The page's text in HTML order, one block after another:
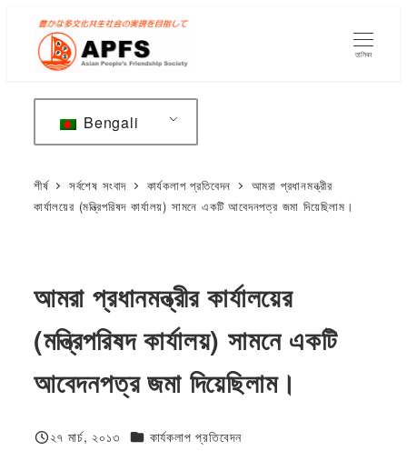
বিষয়বস্তুতে
তালিকা
Bengali
শীর্ষ সর্বশেষ সংবাদ কার্যকলাপ প্রতিবেদন
আমরা প্রধানমন্ত্রীর
কার্যালয়ের (মন্ত্রিপরিষদ কার্যালয়) সামনে একটি আবেদনপত্র জমা দিয়েছিলাম।
আমরা প্রধানমন্ত্রীর কার্যালয়ের
(মন্ত্রিপরিষদ কার্যালয়) সামনে একটি
আবেদনপত্র জমা দিয়েছিলাম।
প্রকাশিত
২৭ মার্চ, ২০১৩ ফিজিওলজি বা দেহতত্ত্ব
কার্যকলাপ প্রতিবেদন